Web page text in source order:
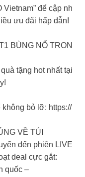
Vietnam” để cập nh
ưu đãi hấp dẫn!
BÙNG NỔ TRON
tặng hot nhất tại
không bỏ lỡ: https://
VỀ TÚI
đến phiên LIVE
deal cực gắt:
quốc –